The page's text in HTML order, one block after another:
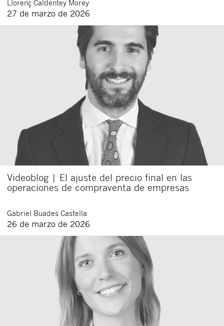
Llorenç Caldentey Morey
27 de marzo de 2026
Videoblog | El ajuste del precio final en las
operaciones de compraventa de empresas
Gabriel Buades Castella
26 de marzo de 2026
Acepto recibir comunicaciones sobre nuevos
artículos legales.
condiciones
legales
privacidad
Al pulsar el botón de envío manifiesta haber leído la siguiente
información básica sobre privacidad : El responsable del tratamiento
es Buades Legal S.L. La finalidad es la atención a su solicitud. Tiene
derecho a acceder, rectificar y suprimir los datos, así como otros
derechos como se explica en lapolítica de privacidad de nuestra web